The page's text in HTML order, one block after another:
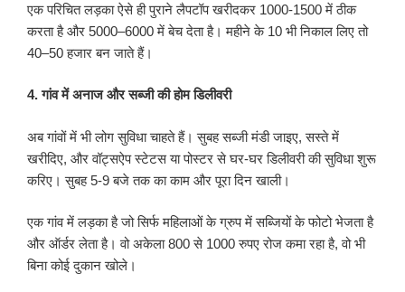
एक परिचित लड़का ऐसे ही पुराने लैपटॉप खरीदकर 1000-1500 में ठीक
करता है और 5000–6000 में बेच देता है। महीने के 10 भी निकाल लिए तो
40–50 हजार बन जाते हैं।
4. गांव में अनाज और सब्जी की होम डिलीवरी
अब गांवों में भी लोग सुविधा चाहते हैं। सुबह सब्जी मंडी जाइए, सस्ते में
खरीदिए, और वॉट्सऐप स्टेटस या पोस्टर से घर-घर डिलीवरी की सुविधा शुरू
करिए। सुबह 5-9 बजे तक का काम और पूरा दिन खाली।
एक गांव में लड़का है जो सिर्फ महिलाओं के ग्रुप में सब्जियों के फोटो भेजता है
और ऑर्डर लेता है। वो अकेला 800 से 1000 रुपए रोज कमा रहा है, वो भी
बिना कोई दुकान खोले।